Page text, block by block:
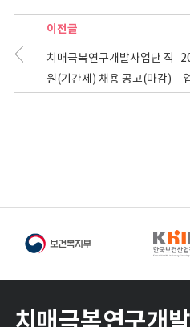
이전글
치매극복연구개발사업단 직
원(기간제) 채용 공고(마감)
치매극복연구개